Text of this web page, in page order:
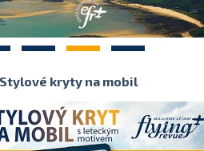
2 3 4
Stylové kryty na mobil